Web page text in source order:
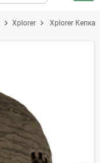
chevron_right Xplorer chevron_right Xplorer Кепка